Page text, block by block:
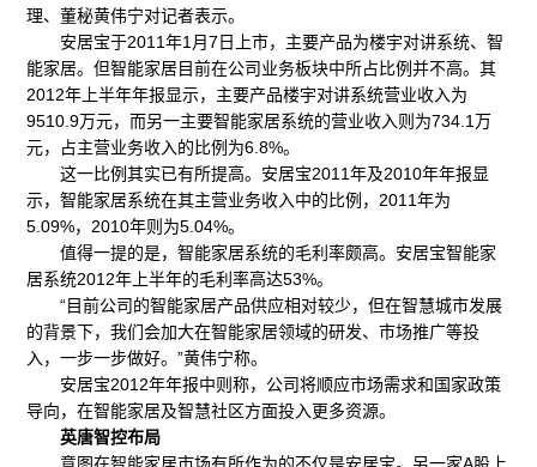
理、董秘黄伟宁对记者表示。
安居宝于2011年1月7日上市，主要产品为楼宇对讲系统、智
能家居。但智能家居目前在公司业务板块中所占比例并不高。其
2012年上半年年报显示，主要产品楼宇对讲系统营业收入为
9510.9万元，而另一主要智能家居系统的营业收入则为734.1万
元，占主营业务收入的比例为6.8%。
这一比例其实已有所提高。安居宝2011年及2010年年报显
示，智能家居系统在其主营业务收入中的比例，2011年为
5.09%，2010年则为5.04%。
值得一提的是，智能家居系统的毛利率颇高。安居宝智能家
居系统2012年上半年的毛利率高达53%。
“目前公司的智能家居产品供应相对较少，但在智慧城市发展
的背景下，我们会加大在智能家居领域的研发、市场推广等投
入，一步一步做好。”黄伟宁称。
安居宝2012年年报中则称，公司将顺应市场需求和国家政策
导向，在智能家居及智慧社区方面投入更多资源。
英唐智控布局